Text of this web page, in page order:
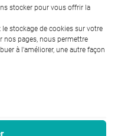
stocker pour vous offrir la
stockage de cookies sur votre
nos pages, nous permettre
à l'améliorer, une autre façon